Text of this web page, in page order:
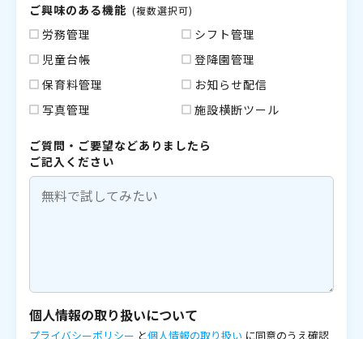
ご興味のある機能 (複数選択可)
労務管理
シフト管理
児童台帳
登降園管理
保育料管理
お知らせ配信
写真管理
施設横断ツール
ご質問・ご要望などありましたら
ご記入ください
個人情報の取り扱いについて
プライバシーポリシー と個人情報の取り扱い に同意のうえ確認